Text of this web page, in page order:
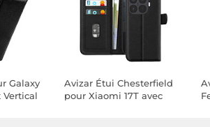
Galaxy
Vertical
Avizar Étui Chesterfield
pour Xiaomi 17T avec